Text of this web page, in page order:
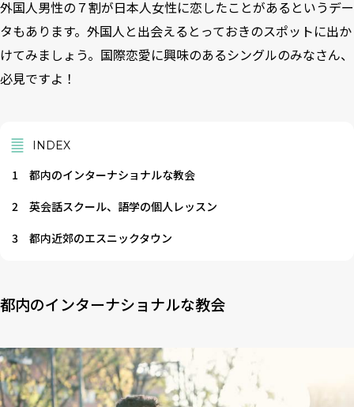
外国人男性の７割が日本人女性に恋したことがある というデー
タもあります。外国人と出会えるとっておきのスポットに出か
けてみましょう。国際恋愛に興味のあるシングルのみなさん、
必見ですよ！
INDEX
1
都内のインターナショナルな教会
2
英会話スクール、語学の個人レッスン
3
都内近郊のエスニックタウン
都内のインターナショナルな教会